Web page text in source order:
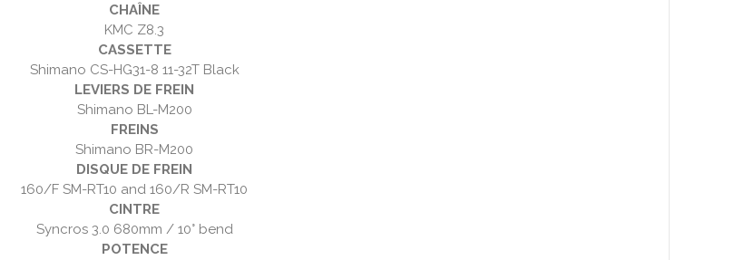
CHAÎNE
KMC Z8.3
CASSETTE
Shimano CS-HG31-8 11-32T Black
LEVIERS DE FREIN
Shimano BL-M200
FREINS
Shimano BR-M200
DISQUE DE FREIN
160/F SM-RT10 and 160/R SM-RT10
CINTRE
Syncros 3.0 680mm / 10° bend
POTENCE